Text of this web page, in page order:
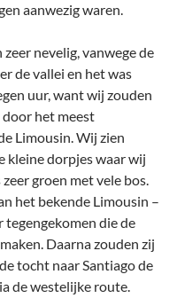
aanwezig waren.
nevelig, vanwege de
de vallei en het was
uur, want wij zouden
het meest
Limousin. Wij zien
kleine dorpjes waar wij
groen met vele bos.
het bekende Limousin –
tegengekomen die de
Daarna zouden zij
tocht naar Santiago de
de westelijke route.